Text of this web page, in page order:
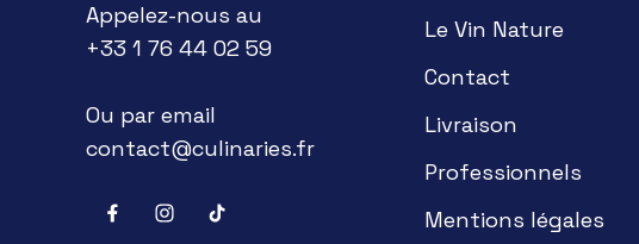
Appelez-nous au
+33 1 76 44 02 59
Ou par email
contact@culinaries.fr
Le Vin Nature
Contact
Livraison
Professionnels
Mentions légales